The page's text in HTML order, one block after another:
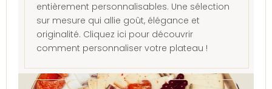
entièrement personnalisables. Une sélection
sur mesure qui allie goût, élégance et
originalité. Cliquez ici pour découvrir
comment personnaliser votre plateau !